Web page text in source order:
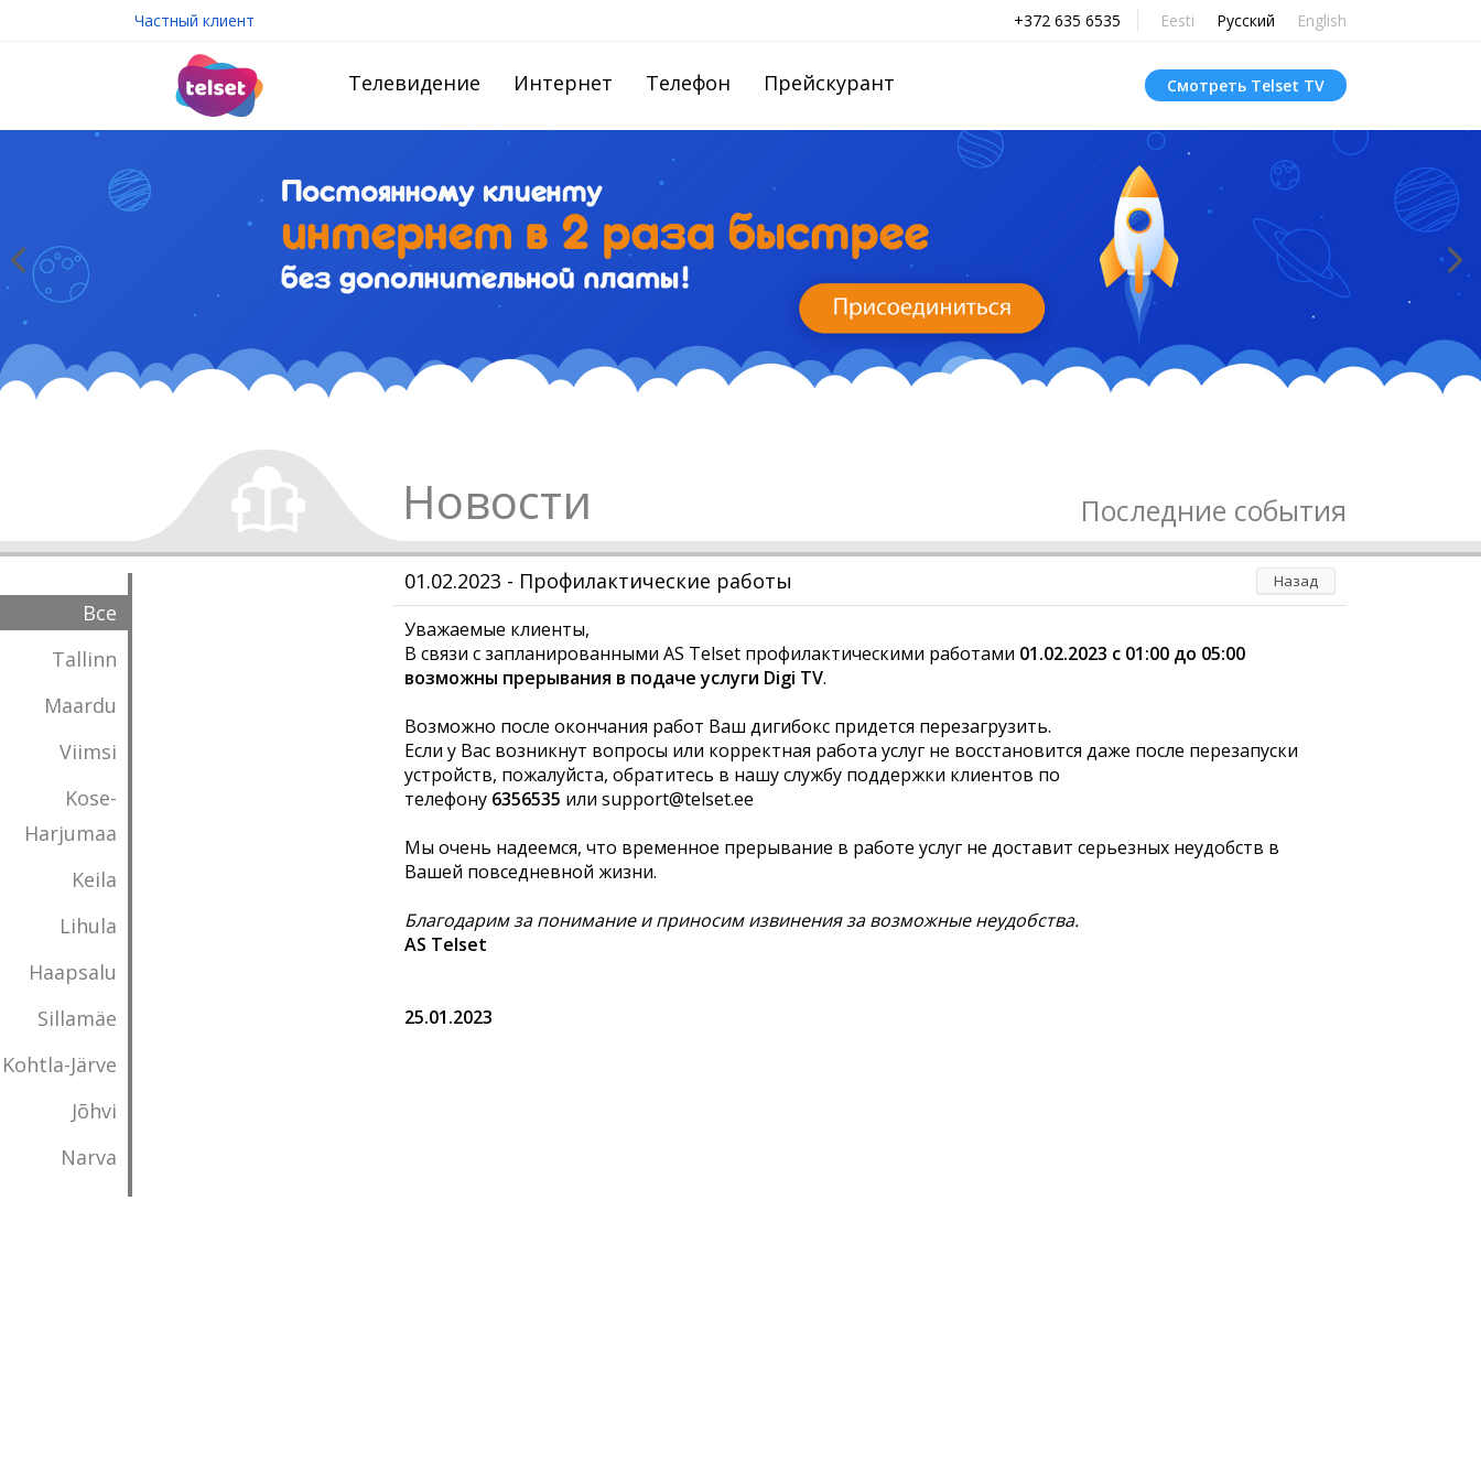
Частный клиент +372 635 6535 Eesti Русский English
Телевидение Интернет Телефон Прейскурант Смотреть Telset TV
Новости Последние события
Все
Tallinn
Maardu
Viimsi
Kose-
Harjumaa
Keila
Lihula
Haapsalu
Sillamäe
Kohtla-Järve
Jõhvi
Narva
01.02.2023 - Профилактические работы Назад
Уважаемые клиенты,
В связи с запланированными AS Telset профилактическими работами 01.02.2023 с 01:00 до 05:00
возможны прерывания в подаче услуги Digi TV.
Возможно после окончания работ Ваш дигибокс придется перезагрузить.
Если у Вас возникнут вопросы или корректная работа услуг не восстановится даже после перезапуски
устройств, пожалуйста, обратитесь в нашу службу поддержки клиентов по
телефону 6356535 или support@telset.ee
Мы очень надеемся, что временное прерывание в работе услуг не доставит серьезных неудобств в
Вашей повседневной жизни.
Благодарим за понимание и приносим извинения за возможные неудобства.
AS Telset
25.01.2023